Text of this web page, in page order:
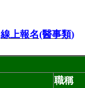
線上報名(醫事類)
職稱